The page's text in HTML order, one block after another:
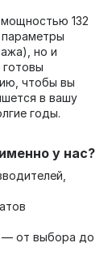
132
но и
чтобы вы
в вашу
годы.
у нас?
— от выбора до